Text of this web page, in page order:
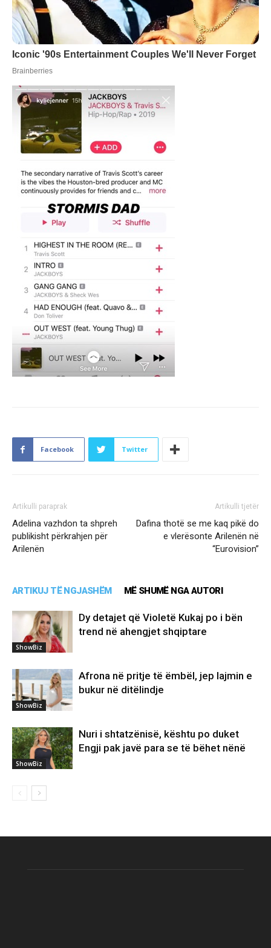
Facebook Twitter
Artikulli paraprak
Adelina vazhdon ta shpreh
publikisht përkrahjen për
Arilenën
Artikulli tjetër
Dafina thotë se me kaq pikë do
e vlerësonte Arilenën në
“Eurovision”
ARTIKUJ TË NGJASHËM MË SHUMË NGA AUTORI
ShowBiz
Dy detajet që Violetë Kukaj po i bën
trend në ahengjet shqiptare
ShowBiz
Afrona në pritje të ëmbël, jep lajmin e
bukur në ditëlindje
ShowBiz
Nuri i shtatzënisë, kështu po duket
Engji pak javë para se të bëhet nënë